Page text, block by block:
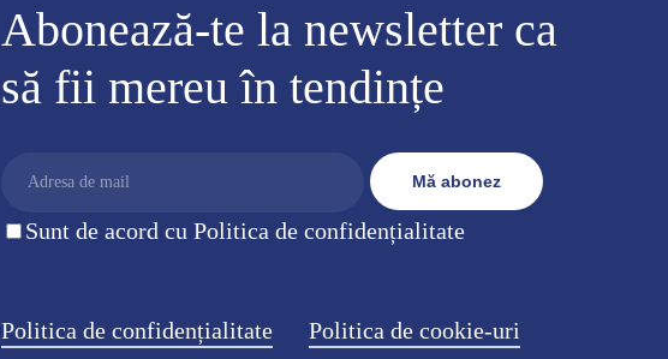
Abonează-te la newsletter ca
să fii mereu în tendințe
Sunt de acord cu Politica de confidențialitate
Politica de confidențialitate Politica de cookie-uri